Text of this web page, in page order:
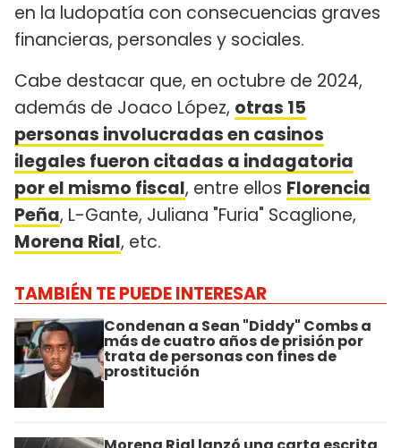
en la ludopatía con consecuencias graves
financieras, personales y sociales.
Cabe destacar que, en octubre de 2024,
además de Joaco López, otras 15
personas involucradas en casinos
ilegales fueron citadas a indagatoria
por el mismo fiscal, entre ellos Florencia
Peña, L-Gante, Juliana "Furia" Scaglione,
Morena Rial, etc.
TAMBIÉN TE PUEDE INTERESAR
Condenan a Sean "Diddy" Combs a
más de cuatro años de prisión por
trata de personas con fines de
prostitución